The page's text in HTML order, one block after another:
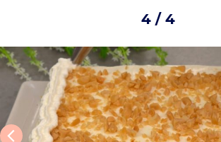
4 / 4